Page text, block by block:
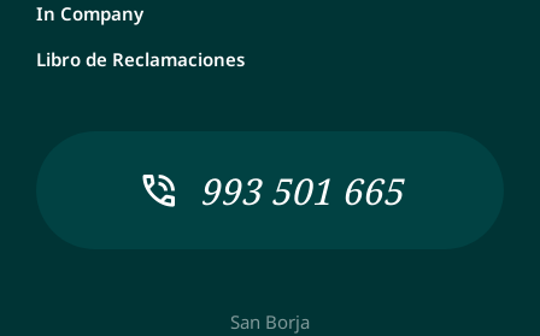
In Company
Libro de Reclamaciones
993 501 665
San Borja